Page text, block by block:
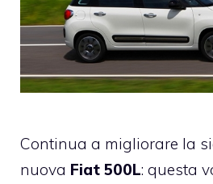
Continua a migliorare la
nuova Fiat 500L: questa